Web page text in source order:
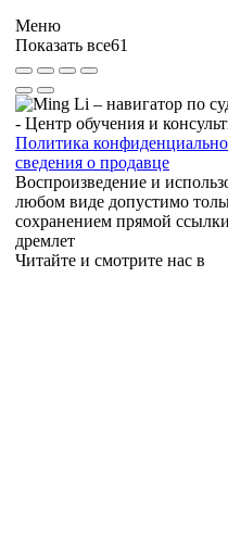
Меню
Показать все61
- Центр обучения и
Политика
сведения о продавце
Воспроизведение и
любом виде допустимо
сохранением прямой ссылки
дремлет
Читайте и смотрите нас в